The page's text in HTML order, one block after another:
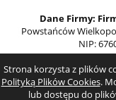
Strona korzysta z plików
Polityką Plików Cookies.
lub dostępu do
Dane Firmy:
Powstańców
NIP: